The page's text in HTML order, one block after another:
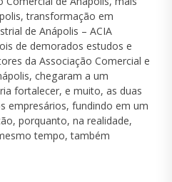
transformação em
de Anápolis – ACIA
de demorados estudos e
da Associação Comercial e
chegaram a um
fortalecer, e muito, as duas
empresários, fundindo em um
porquanto, na realidade,
tempo, também